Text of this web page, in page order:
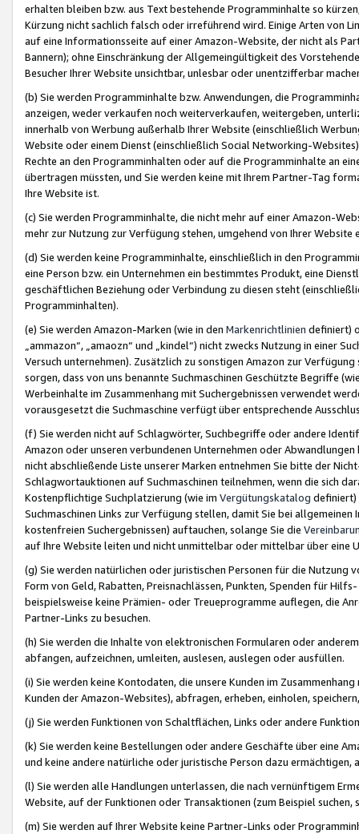
erhalten bleiben bzw. aus Text bestehende Programminhalte so
Kürzung nicht sachlich falsch oder irreführend wird. Einige Arten von
auf eine Informationsseite auf einer Amazon-Website, der nicht als
Bannern); ohne Einschränkung der Allgemeingültigkeit des
Besucher Ihrer Website unsichtbar, unlesbar oder unentzifferbar
(b) Sie werden Programminhalte bzw. Anwendungen, die
anzeigen, weder verkaufen noch weiterverkaufen, weitergeben,
innerhalb von Werbung außerhalb Ihrer Website (einschließlich
Website oder einem Dienst (einschließlich Social Networking-
Rechte an den Programminhalten oder auf die Programminhalte an
übertragen müssten, und Sie werden keine mit Ihrem Partner-Tag
Ihre Website ist.
(c) Sie werden Programminhalte, die nicht mehr auf einer Amazon-
mehr zur Nutzung zur Verfügung stehen, umgehend von Ihrer
(d) Sie werden keine Programminhalte, einschließlich in den
eine Person bzw. ein Unternehmen ein bestimmtes Produkt, eine
geschäftlichen Beziehung oder Verbindung zu diesen steht
Programminhalten).
(e) Sie werden Amazon-Marken (wie in den Markenrichtlinien definiert)
„ammazon“, „amaozn“ und „kindel“) nicht zwecks Nutzung in einer
Versuch unternehmen). Zusätzlich zu sonstigen Amazon zur
sorgen, dass von uns benannte Suchmaschinen Geschützte Begriffe
Werbeinhalte im Zusammenhang mit Suchergebnissen verwendet
vorausgesetzt die Suchmaschine verfügt über entsprechende
(f) Sie werden nicht auf Schlagwörter, Suchbegriffe oder andere
Amazon oder unseren verbundenen Unternehmen oder
nicht abschließende Liste unserer Marken entnehmen Sie bitte der
Schlagwortauktionen auf Suchmaschinen teilnehmen, wenn die sich
Kostenpflichtige Suchplatzierung (wie im Vergütungskatalog definiert)
Suchmaschinen Links zur Verfügung stellen, damit Sie bei
kostenfreien Suchergebnissen) auftauchen, solange Sie die
auf Ihre Website leiten und nicht unmittelbar oder mittelbar über eine
(g) Sie werden natürlichen oder juristischen Personen für die Nutzung
Form von Geld, Rabatten, Preisnachlässen, Punkten, Spenden für
beispielsweise keine Prämien- oder Treueprogramme auflegen, die
Partner-Links zu besuchen.
(h) Sie werden die Inhalte von elektronischen Formularen oder
abfangen, aufzeichnen, umleiten, auslesen, auslegen oder ausfüllen.
(i) Sie werden keine Kontodaten, die unsere Kunden im
Kunden der Amazon-Websites), abfragen, erheben, einholen,
(j) Sie werden Funktionen von Schaltflächen, Links oder andere
(k) Sie werden keine Bestellungen oder andere Geschäfte über eine
und keine andere natürliche oder juristische Person dazu
(l) Sie werden alle Handlungen unterlassen, die nach vernünftigem
Website, auf der Funktionen oder Transaktionen (zum Beispiel
(m) Sie werden auf Ihrer Website keine Partner-Links oder